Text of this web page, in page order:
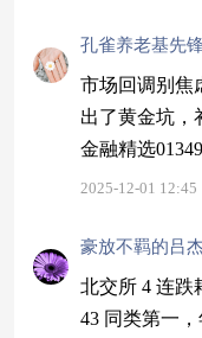
孔雀养老基先锋
市场回调别焦
出了黄金坑，
金融精选
灵活，能精准
精选股票C$ #
2025-12-01 12:45
豪放不羁的吕
北交所 4 连跌
43 同类第一